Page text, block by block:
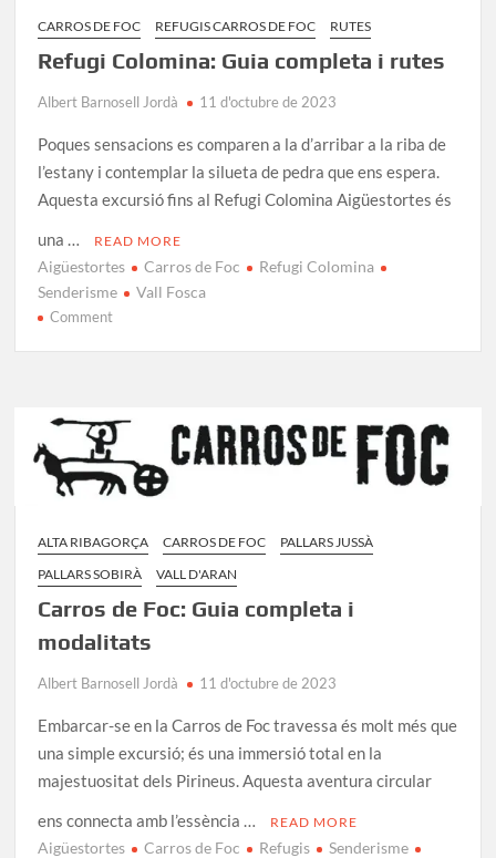
CARROS DE FOC REFUGIS CARROS DE FOC RUTES
Refugi Colomina: Guia completa i rutes
Albert Barnosell Jordà 11 d'octubre de 2023
Poques sensacions es comparen a la d’arribar a la riba de
l’estany i contemplar la silueta de pedra que ens espera.
Aquesta excursió fins al Refugi Colomina Aigüestortes és
una …
READ MORE
Aigüestortes Carros de Foc
Refugi Colomina
Senderisme
Vall Fosca
Commenton
i
rutes
ALTA RIBAGORÇA CARROS DE FOC
PALLARS JUSSÀ
PALLARS SOBIRÀ
VALL D'ARAN
Carros de Foc: Guia completa i
modalitats
Albert Barnosell Jordà 11 d'octubre de 2023
Embarcar-se en la Carros de Foc travessa és molt més que
una simple excursió; és una immersió total en la
majestuositat dels Pirineus. Aquesta aventura circular
ens connecta amb l’essència …
READ MORE
Aigüestortes Carros de Foc Refugis
Senderisme